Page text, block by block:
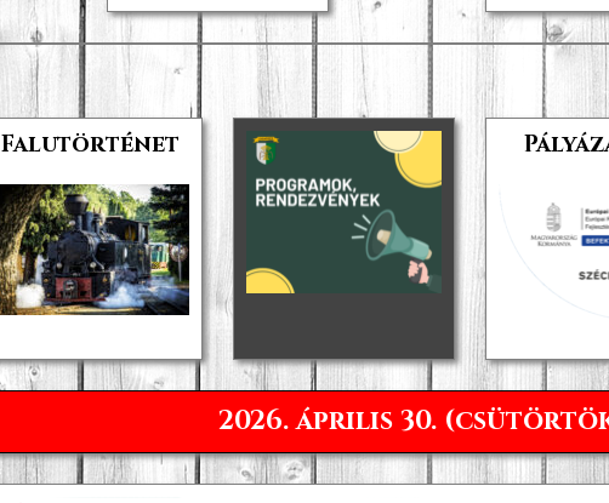
Falutörténet
2026. április 30.
Májusfaállítás